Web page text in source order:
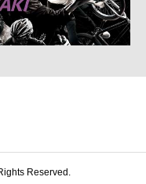
Reserved.